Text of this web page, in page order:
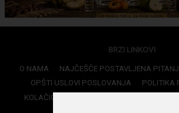
BRZI LINKOVI
O NAMA NAJČEŠĆE POSTAVLJENA
OPŠTI USLOVI POSLOVANJA
POLITIKA
KOLAČIĆI (Cookies)